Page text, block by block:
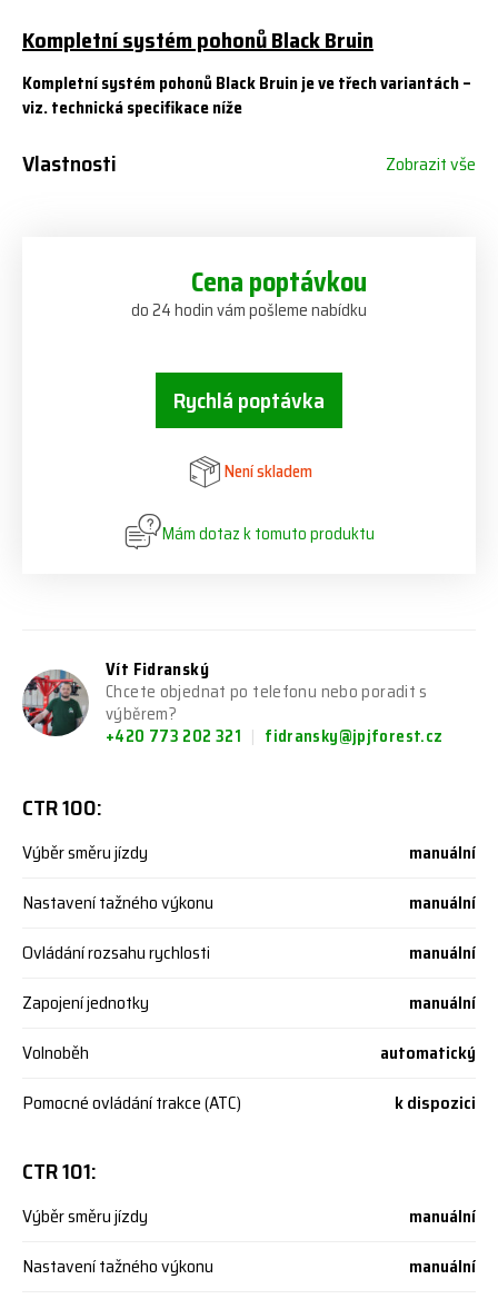
Kompletní systém pohonů Black Bruin
Kompletní systém pohonů Black Bruin je ve třech variantách –
viz. technická specifikace níže
Vlastnosti Zobrazit vše
Cena poptávkou
do 24 hodin vám pošleme nabídku
Rychlá poptávka
Není skladem
Mám dotaz k tomuto produktu
Vít Fidranský
Chcete objednat po telefonu nebo poradit s
výběrem?
+420 773 202 321
fidransky@jpjforest.cz
CTR 100:
Výběr směru jízdy
manuální
Nastavení tažného výkonu
manuální
Ovládání rozsahu rychlosti
manuální
Zapojení jednotky
manuální
Volnoběh
automatický
Pomocné ovládání trakce (ATC)
k dispozici
CTR 101:
Výběr směru jízdy
manuální
Nastavení tažného výkonu
manuální